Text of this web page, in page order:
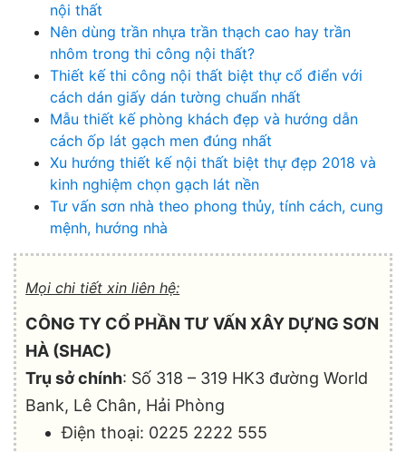
nội thất
Nên dùng trần nhựa trần thạch cao hay trần
nhôm trong thi công nội thất?
Thiết kế thi công nội thất biệt thự cổ điển với
cách dán giấy dán tường chuẩn nhất
Mẫu thiết kế phòng khách đẹp và hướng dẫn
cách ốp lát gạch men đúng nhất
Xu hướng thiết kế nội thất biệt thự đẹp 2018 và
kinh nghiệm chọn gạch lát nền
Tư vấn sơn nhà theo phong thủy, tính cách, cung
mệnh, hướng nhà
Mọi chi tiết xin liên hệ:
CÔNG TY CỔ PHẦN TƯ VẤN XÂY DỰNG SƠN
HÀ (SHAC)
Trụ sở chính: Số 318 – 319 HK3 đường World
Bank, Lê Chân, Hải Phòng
Điện thoại: 0225 2222 555